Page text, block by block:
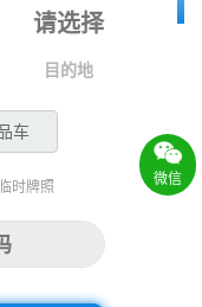
目的地
车
时牌照
微信